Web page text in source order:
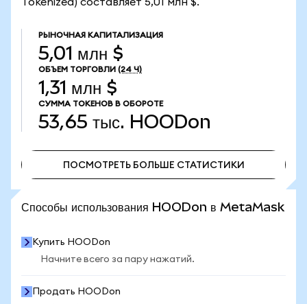
РЫНОЧНАЯ КАПИТАЛИЗАЦИЯ
5,01 млн $
ОБЪЕМ ТОРГОВЛИ (24 Ч)
1,31 млн $
СУММА ТОКЕНОВ В ОБОРОТЕ
53,65 тыс. HOODon
ПОСМОТРЕТЬ БОЛЬШЕ СТАТИСТИКИ
Способы использования HOODon в MetaMask
Купить HOODon
Начните всего за пару нажатий.
Продать HOODon